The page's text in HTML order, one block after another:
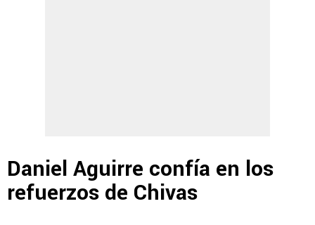
Daniel Aguirre confía en los
refuerzos de Chivas